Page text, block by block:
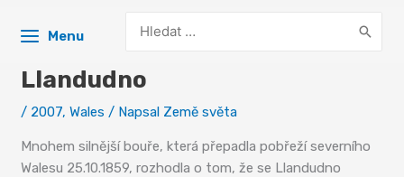
Menu
for:
Llandudno
/ 2007,Wales / Napsal Země světa
Mnohem silnější bouře, která přepadla pobřeží severního
Walesu 25.10.1859, rozhodla o tom, že se Llandudno